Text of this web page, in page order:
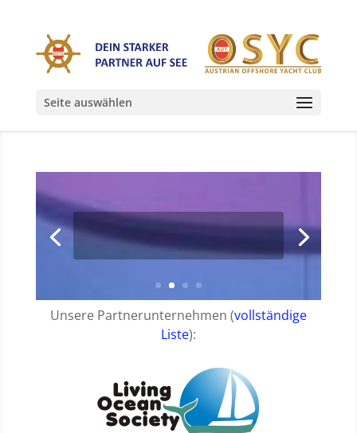
Seite auswählen
Unsere Partnerunternehmen (vollständige
Liste):